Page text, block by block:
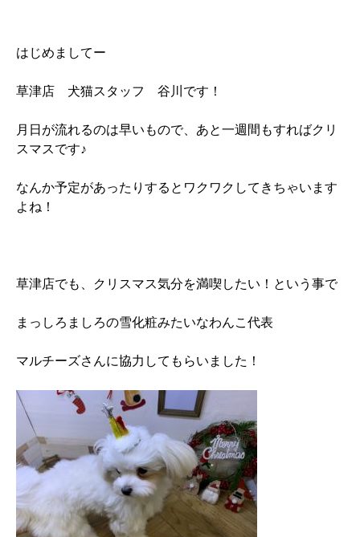
はじめましてー
草津店 犬猫スタッフ 谷川です！
月日が流れるのは早いもので、あと一週間もすればクリ
スマスです♪
なんか予定があったりするとワクワクしてきちゃいます
よね！
草津店でも、クリスマス気分を満喫したい！という事で
まっしろましろの雪化粧みたいなわんこ代表
マルチーズさんに協力してもらいました！